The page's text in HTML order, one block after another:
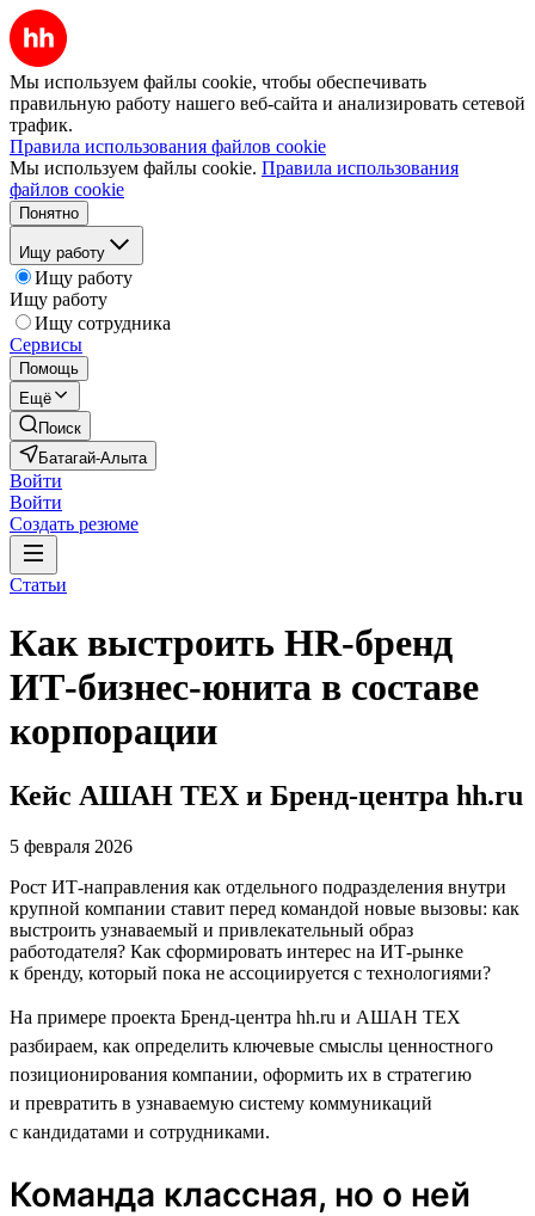
Мы используем файлы cookie, чтобы обеспечивать
правильную работу нашего веб-сайта и анализировать сетевой
трафик.
Правила использования файлов cookie
Мы используем файлы cookie. Правила использования
файлов cookie
Понятно
Ищу работу
Ищу работу
Ищу работу
Ищу сотрудника
Сервисы
Помощь
Ещё
Поиск
Батагай-Алыта
Войти
Войти
Создать резюме
Статьи
Как выстроить HR-бренд
ИТ-бизнес-юнита в составе
корпорации
Кейс АШАН ТЕХ и Бренд-центра hh.ru
5 февраля 2026
Рост ИТ-направления как отдельного подразделения внутри
крупной компании ставит перед командой новые вызовы: как
выстроить узнаваемый и привлекательный образ
работодателя? Как сформировать интерес на ИТ-рынке
к бренду, который пока не ассоциируется с технологиями?
На примере проекта Бренд-центра hh.ru и АШАН ТЕХ
разбираем, как определить ключевые смыслы ценностного
позиционирования компании, оформить их в стратегию
и превратить в узнаваемую систему коммуникаций
с кандидатами и сотрудниками.
Команда классная, но о ней